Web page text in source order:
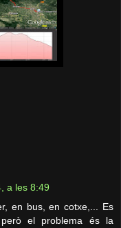
a les 8:49
en bus, en cotxe,... Es
el problema és la